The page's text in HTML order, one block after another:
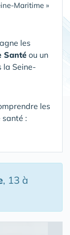
Maritime »
les
Santéou un
la Seine-
les
:
, 13 à